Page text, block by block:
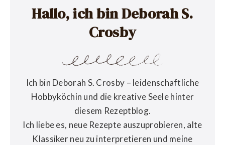
Hallo, ich bin Deborah S.
Crosby
Ich bin Deborah S. Crosby – leidenschaftliche
Hobbyköchin und die kreative Seele hinter
diesem Rezeptblog.
Ich liebe es, neue Rezepte auszuprobieren, alte
Klassiker neu zu interpretieren und meine